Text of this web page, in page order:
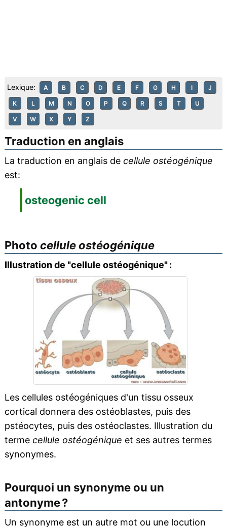
Lexique: A B C D E F G H I J
K L M N O P Q R S T U
V W X Y Z
Traduction en anglais
La traduction en anglais de cellule ostéogénique
est:
osteogenic cell
Photo cellule ostéogénique
Illustration de "cellule ostéogénique" :
Les cellules ostéogéniques d'un tissu osseux
cortical donnera des ostéoblastes, puis des
pstéocytes, puis des ostéoclastes. Illustration du
terme cellule ostéogénique et ses autres termes
synonymes.
Pourquoi un synonyme ou un
antonyme ?
Un synonyme est un autre mot ou une locution